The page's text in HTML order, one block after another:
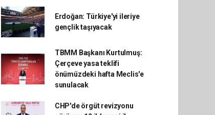
Erdoğan: Türkiye'yi ileriye
gençlik taşıyacak
TBMM Başkanı Kurtulmuş:
Çerçeve yasa teklifi
önümüzdeki hafta Meclis'e
sunulacak
CHP'de örgüt revizyonu